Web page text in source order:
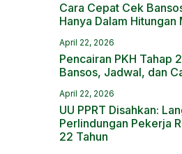
Cara Cepat Cek
Hanya Dalam Hitungan
April 22, 2026
Pencairan PKH Tahap
Bansos, Jadwal, dan
April 22, 2026
UU PPRT Disahkan:
Perlindungan Pekerja
22 Tahun